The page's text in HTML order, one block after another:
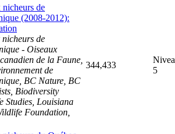
nicheurs de
(2008-2012):
nicheurs de
- Oiseaux
de la Faune,
de
BC Nature, BC
Biodiversity
Studies, Louisiana
Foundation,
344,433
5